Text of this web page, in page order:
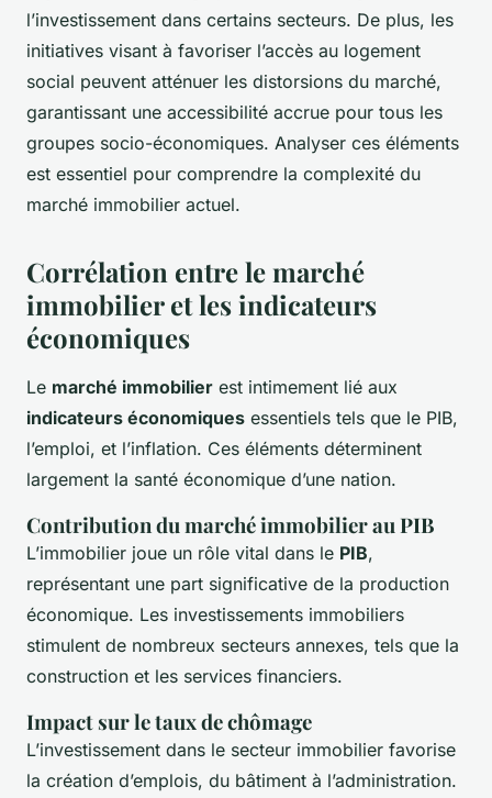
l’investissement dans certains secteurs. De plus, les
initiatives visant à favoriser l’accès au logement
social peuvent atténuer les distorsions du marché,
garantissant une accessibilité accrue pour tous les
groupes socio-économiques. Analyser ces éléments
est essentiel pour comprendre la complexité du
marché immobilier actuel.
Corrélation entre le marché
immobilier et les indicateurs
économiques
Le marché immobilier est intimement lié aux
indicateurs économiques essentiels tels que le PIB,
l’emploi, et l’inflation. Ces éléments déterminent
largement la santé économique d’une nation.
Contribution du marché immobilier au PIB
L’immobilier joue un rôle vital dans le PIB,
représentant une part significative de la production
économique. Les investissements immobiliers
stimulent de nombreux secteurs annexes, tels que la
construction et les services financiers.
Impact sur le taux de chômage
L’investissement dans le secteur immobilier favorise
la création d’emplois, du bâtiment à l’administration.